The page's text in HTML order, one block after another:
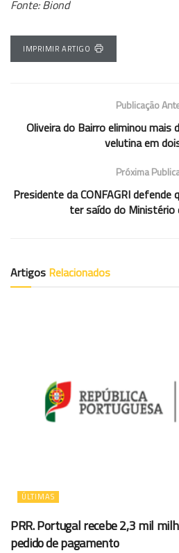
Fonte: Biond
IMPRIMIR ARTIGO
Publicação
Oliveira do Bairro eliminou mais
velutina em
Próxima
Presidente da CONFAGRI
ter saído do Ministério
Artigos Relacionados
ÚLTIMAS
PRR. Portugal recebe 2,3 mil
pedido de pagamento